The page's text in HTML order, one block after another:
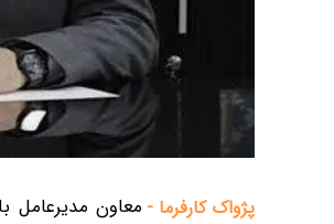
پژواک کارفرما -